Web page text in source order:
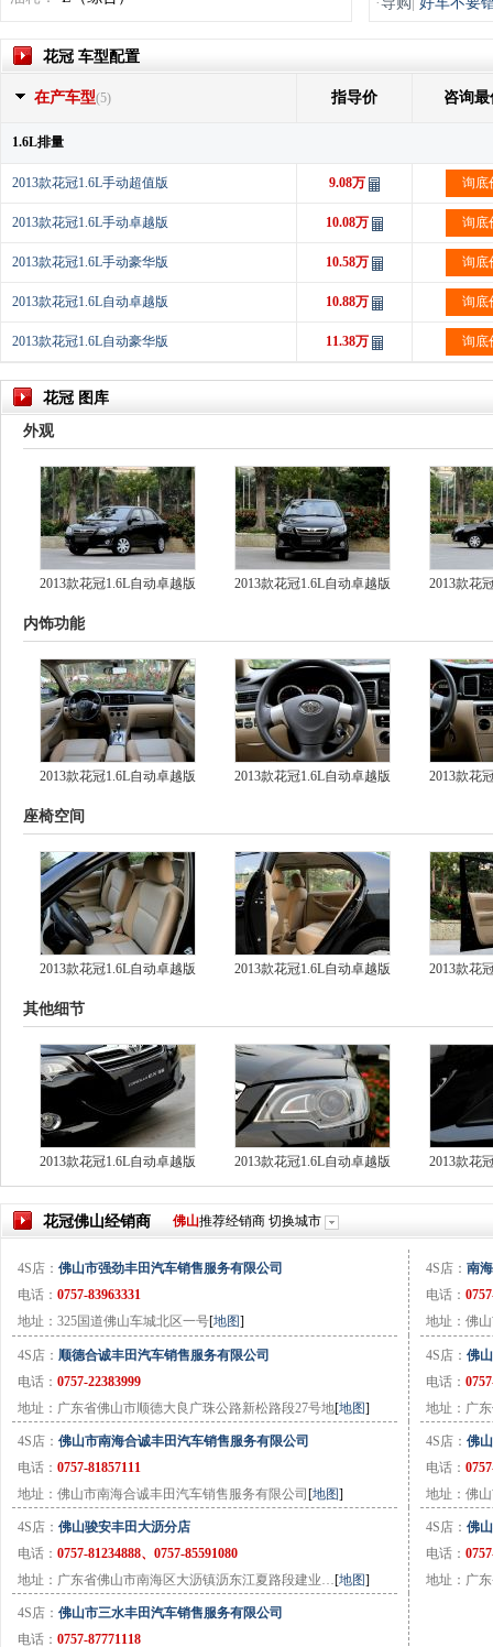
花冠 车型配置
在产车型(5) 指导价 咨询最
1.6L排量
2013款花冠1.6L手动超值版 9.08万 询底
2013款花冠1.6L手动卓越版 10.08万 询底
2013款花冠1.6L手动豪华版 10.58万 询底
2013款花冠1.6L自动卓越版 10.88万 询底
2013款花冠1.6L自动豪华版 11.38万 询底
花冠 图库
外观
2013款花冠1.6L自动卓越版 2013款花冠1.6L自动卓越版 2013款花
内饰功能
2013款花冠1.6L自动卓越版 2013款花冠1.6L自动卓越版 2013款花
座椅空间
2013款花冠1.6L自动卓越版 2013款花冠1.6L自动卓越版 2013款花
其他细节
2013款花冠1.6L自动卓越版 2013款花冠1.6L自动卓越版 2013款花
花冠佛山经销商 佛山推荐经销商 切换城市
4S店： 佛山市强劲丰田汽车销售服务有限公司
电话： 0757-83963331
地址：325国道佛山车城北区一号[地图]
4S店： 南
电话：
地址：佛
4S店： 顺德合诚丰田汽车销售服务有限公司
电话： 0757-22383999
地址：广东省佛山市顺德大良广珠公路新松路段27号地[地图]
4S店： 佛
电话：
地址：广
4S店： 佛山市南海合诚丰田汽车销售服务有限公司
电话： 0757-81857111
地址：佛山市南海合诚丰田汽车销售服务有限公司 [地图]
4S店： 佛
电话：
地址：佛
4S店： 佛山骏安丰田大沥分店
电话： 0757-81234888、0757-85591080
地址：广东省佛山市南海区大沥镇沥东江夏路段建业…[地图]
4S店： 佛
电话：
地址：广
4S店： 佛山市三水丰田汽车销售服务有限公司
电话： 0757-87771118